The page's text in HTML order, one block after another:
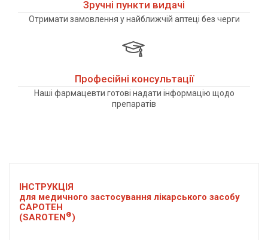
Зручні пункти видачі
Отримати замовлення у найближчій аптеці без черги
Професійні консультації
Наші фармацевти готові надати інформацію щодо
препаратів
ІНСТРУКЦІЯ
для медичного застосування лікарського засобу
САРОТЕН
(SAROTEN®)